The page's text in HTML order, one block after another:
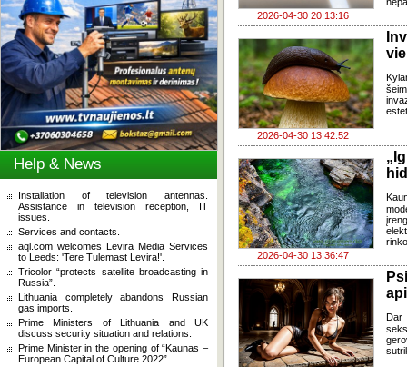
Help & News
Installation of television antennas.
Assistance in television reception, IT
issues.
Services and contacts.
aql.com welcomes Levira Media Services
to Leeds: 'Tere Tulemast Levira!'.
Tricolor “protects satellite broadcasting in
Russia”.
Lithuania completely abandons Russian
gas imports.
Prime Ministers of Lithuania and UK
discuss security situation and relations.
Prime Minister in the opening of “Kaunas –
European Capital of Culture 2022”.
2026-04-30 20:13:16
2026-04-30 13:42:52
2026-04-30 13:36:47
Dar